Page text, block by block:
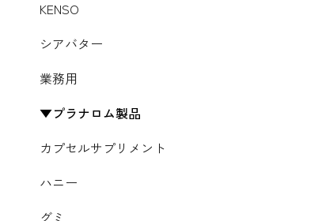
KENSO
シアバター
業務用
プラナロム製品
カプセルサプリメント
ハニー
グミ